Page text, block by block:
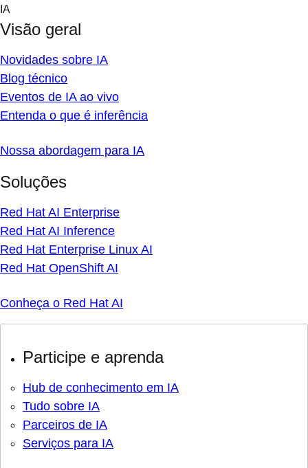
Skip
content
IA
Visão geral
Novidades sobre IA
Blog técnico
Eventos de IA ao vivo
Entenda o que é inferência
Nossa abordagem para IA
Soluções
Red Hat AI Enterprise
Red Hat AI Inference
Red Hat Enterprise Linux AI
Red Hat OpenShift AI
Conheça o Red Hat AI
Participe e aprenda
Hub de conhecimento em IA
Tudo sobre IA
Parceiros de IA
Serviços para IA